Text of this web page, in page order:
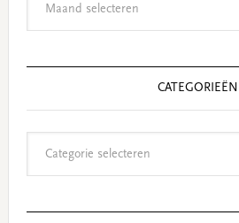
CATEGORIEËN